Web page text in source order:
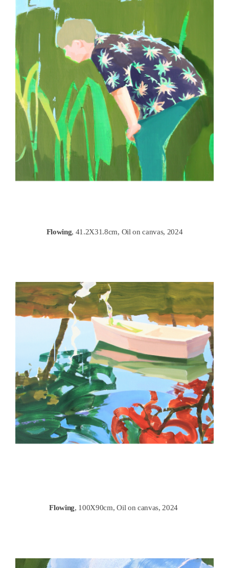
Flowing, 41.2X31.8cm, Oil on canvas, 2024
Flowing, 100X90cm, Oil on canvas, 2024